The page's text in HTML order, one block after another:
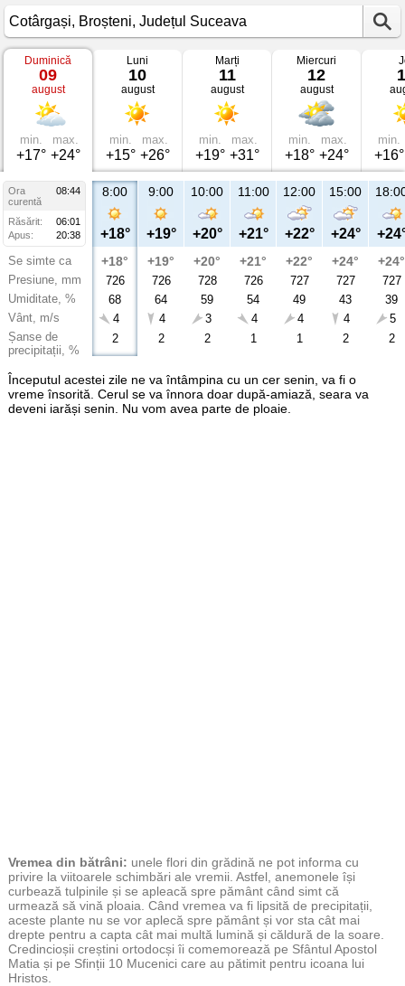
Vremea
Cotârgași
Broșteni,
Județul
Suceava
Duminică
09
august
min.
+17°
max.
+24°
Luni
10
august
min.
+15°
max.
+26°
Marți
11
august
min.
+19°
max.
+31°
Miercuri
12
august
min.
+18°
max.
+24°
min.
+16°
Ora
08:44
curentă
Răsărit:
06:01
Apus:
20:38
Se simte ca
Presiune, mm
Umiditate, %
Vânt, m/s
Șanse de
precipitații, %
8:00
+18°
+18°
726
68
4
2
9:00
+19°
+19°
726
64
4
2
10:00
+20°
+20°
728
59
3
2
11:00
+21°
+21°
726
54
4
1
12:00
+22°
+22°
727
49
4
1
15:00
+24°
+24°
727
43
4
2
+24°
727
39
5
2
Începutul acestei zile ne va întâmpina cu un cer senin, va fi o
vreme însorită. Cerul se va înnora doar după-amiază, seara va
deveni iarăși senin. Nu vom avea parte de ploaie.
Vremea din bătrâni: unele flori din grădină ne pot informa cu
privire la viitoarele schimbări ale vremii. Astfel, anemonele își
curbează tulpinile și se apleacă spre pământ când simt că
urmează să vină ploaia. Când vremea va fi lipsită de precipitații,
aceste plante nu se vor aplecă spre pământ și vor sta cât mai
drepte pentru a capta cât mai multă lumină și căldură de la soare.
Credincioșii creștini ortodocși îi comemorează pe Sfântul Apostol
Matia și pe Sfinții 10 Mucenici care au pătimit pentru icoana lui
Hristos.